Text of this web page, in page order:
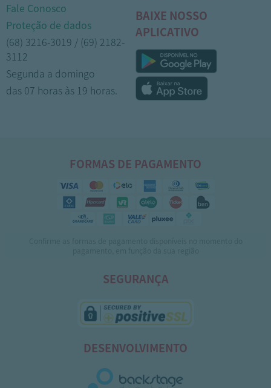
Fale Conosco
Proteção de dados
(68) 3216-3019 / (69) 2182-
3112
Segunda a domingo
das 07 horas às 19 horas.
BAIXE NOSSO
APLICATIVO
FORMAS DE PAGAMENTO
SEGURANÇA
DESENVOLVIMENTO